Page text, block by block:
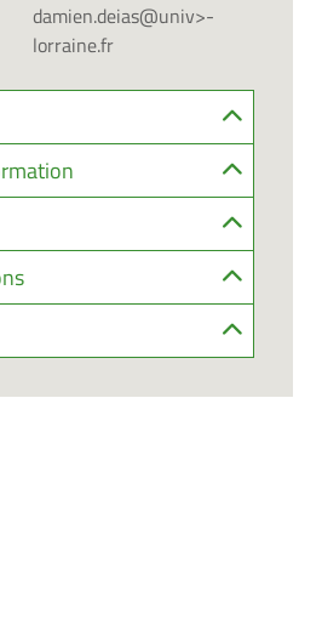
damien.deias@univ>-
lorraine.fr